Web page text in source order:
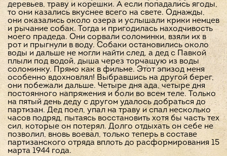
деревьев, траву и корешки. А если попадались ягоды,
то они казались вкуснее всего на свете. Однажды,
они оказались около озера и услышали крики немцев
и рычание собак. Тогда и пригодилась находчивость
моего прадеда. Они сорвали соломинки, взяли их в
рот и прыгнули в воду. Собаки остановились около
воды и дальше не могли найти след, а дед с Павкой
плыли под водой, дыша через торчащую из воды
соломинку. Прямо как в фильме. Этот эпизод меня
особенно вдохновлял! Выбравшись на другой берег,
они побежали дальше. Четыре дня ада, четыре дня
постоянного напряжения и боли во всем теле. Только
на пятый день деду с другом удалось добраться до
партизан. Дед поел, упал на траву и спал несколько
часов подряд, пытаясь восстановить хотя бы часть тех
сил, которые он потерял. Долго отдыхать он себе не
позволил, вновь воевал, только теперь в составе
партизанского отряда вплоть до расформирования 15
марта 1944 года.